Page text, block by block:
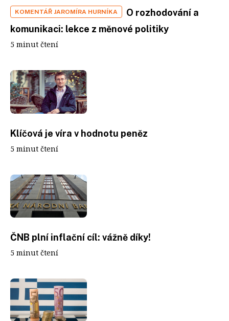
KOMENTÁŘ JAROMÍRA HURNÍKA
O rozhodování a
komunikaci: lekce z měnové politiky
5 minut čtení
Klíčová je víra v hodnotu peněz
5 minut čtení
ČNB plní inflační cíl: vážně díky!
5 minut čtení